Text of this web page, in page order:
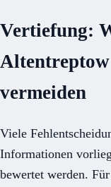
Vertiefung:
Altentreptow
vermeiden
Viele
Informationen
bewertet werden.